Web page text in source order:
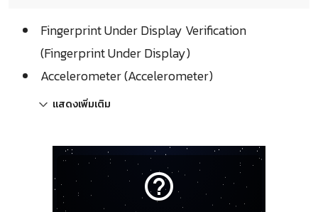
Fingerprint Under Display Verification
(Fingerprint Under Display)
Accelerometer (Accelerometer)
แสดงเพิ่มเติม
help_outline